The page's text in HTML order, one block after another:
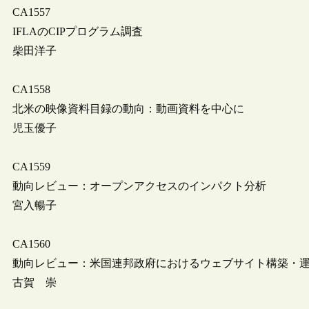
CA1557
IFLAのCIPプログラム調査
柴田洋子
CA1558
北米の映像資料目録の動向：動画資料を中心に
児玉優子
CA1559
動向レビュー：オープンアクセスのインパクト分析
宮入暢子
CA1560
動向レビュー：米国連邦政府におけるウェブサイト構築・
古賀 崇